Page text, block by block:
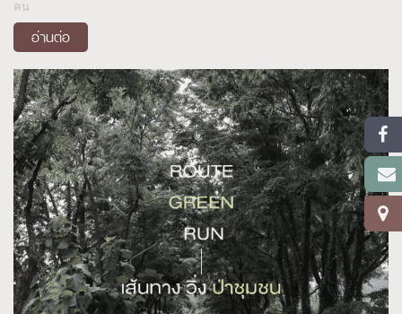
คน
อ่านต่อ